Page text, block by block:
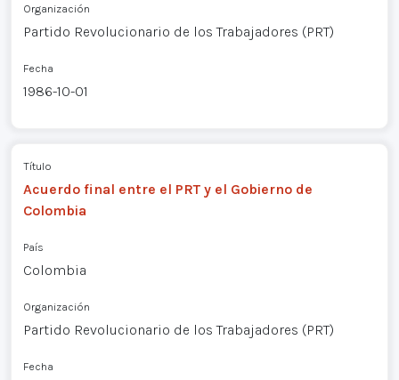
Organización
Partido Revolucionario de los Trabajadores (PRT)
Fecha
1986-10-01
Título
Acuerdo final entre el PRT y el Gobierno de
Colombia
País
Colombia
Organización
Partido Revolucionario de los Trabajadores (PRT)
Fecha